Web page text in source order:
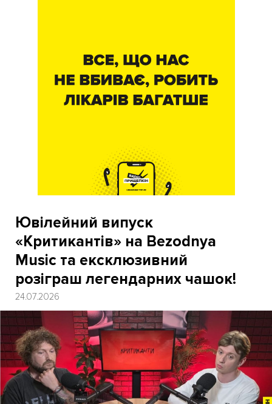
Ювілейний випуск
«Критикантів» на Bezodnya
Music та ексклюзивний
розіграш легендарних чашок!
24.07.2026